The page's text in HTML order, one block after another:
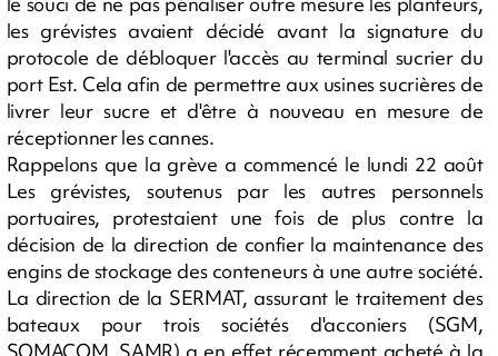
les grévistes avaient décidé avant la signature du
protocole de débloquer l'accès au terminal sucrier du
port Est. Cela afin de permettre aux usines sucrières de
livrer leur sucre et d'être à nouveau en mesure de
réceptionner les cannes.
Rappelons que la grève a commencé le lundi 22 août
Les grévistes, soutenus par les autres personnels
portuaires, protestaient une fois de plus contre la
décision de la direction de confier la maintenance des
engins de stockage des conteneurs à une autre société.
La direction de la SERMAT, assurant le traitement des
bateaux pour trois sociétés d'acconiers (SGM,
SOMACOM, SAMR) a en effet récemment acheté à la